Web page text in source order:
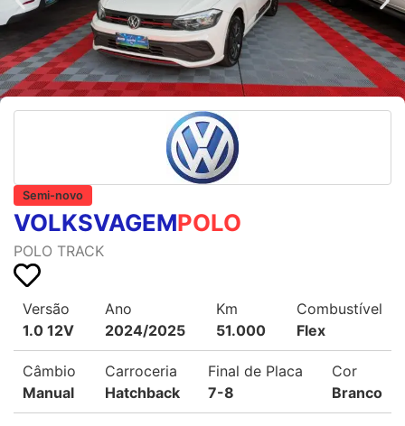
Semi-novo
VOLKSVAGEMPOLO
POLO TRACK
Versão
1.0 12V
Ano
2024/2025
Km
51.000
Combustível
Flex
Câmbio
Manual
Carroceria
Hatchback
Final de Placa
7-8
Cor
Branco